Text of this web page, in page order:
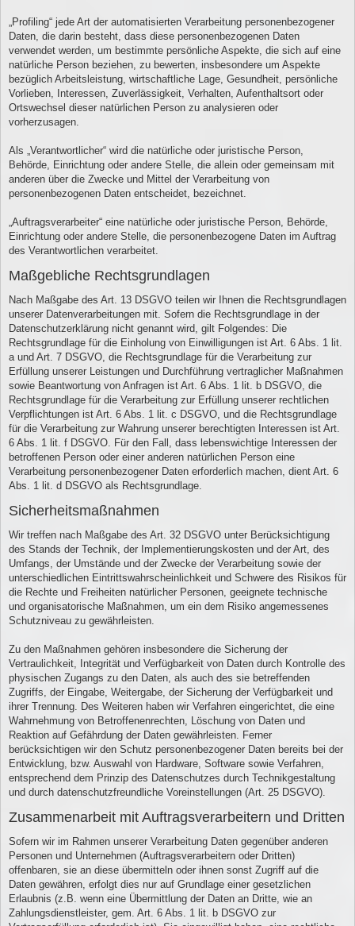
„Profiling“ jede Art der automatisierten Verarbeitung personenbezogener
Daten, die darin besteht, dass diese personenbezogenen Daten
verwendet werden, um bestimmte persönliche Aspekte, die sich auf eine
natürliche Person beziehen, zu bewerten, insbesondere um Aspekte
bezüglich Arbeitsleistung, wirtschaftliche Lage, Gesundheit, persönliche
Vorlieben, Interessen, Zuverlässigkeit, Verhalten, Aufenthaltsort oder
Ortswechsel dieser natürlichen Person zu analysieren oder
vorherzusagen.
Als „Verantwortlicher“ wird die natürliche oder juristische Person,
Behörde, Einrichtung oder andere Stelle, die allein oder gemeinsam mit
anderen über die Zwecke und Mittel der Verarbeitung von
personenbezogenen Daten entscheidet, bezeichnet.
„Auftragsverarbeiter“ eine natürliche oder juristische Person, Behörde,
Einrichtung oder andere Stelle, die personenbezogene Daten im Auftrag
des Verantwortlichen verarbeitet.
Maßgebliche Rechtsgrundlagen
Nach Maßgabe des Art. 13 DSGVO teilen wir Ihnen die Rechtsgrundlagen
unserer Datenverarbeitungen mit. Sofern die Rechtsgrundlage in der
Datenschutzerklärung nicht genannt wird, gilt Folgendes: Die
Rechtsgrundlage für die Einholung von Einwilligungen ist Art. 6 Abs. 1 lit.
a und Art. 7 DSGVO, die Rechtsgrundlage für die Verarbeitung zur
Erfüllung unserer Leistungen und Durchführung vertraglicher Maßnahmen
sowie Beantwortung von Anfragen ist Art. 6 Abs. 1 lit. b DSGVO, die
Rechtsgrundlage für die Verarbeitung zur Erfüllung unserer rechtlichen
Verpflichtungen ist Art. 6 Abs. 1 lit. c DSGVO, und die Rechtsgrundlage
für die Verarbeitung zur Wahrung unserer berechtigten Interessen ist Art.
6 Abs. 1 lit. f DSGVO. Für den Fall, dass lebenswichtige Interessen der
betroffenen Person oder einer anderen natürlichen Person eine
Verarbeitung personenbezogener Daten erforderlich machen, dient Art. 6
Abs. 1 lit. d DSGVO als Rechtsgrundlage.
Sicherheitsmaßnahmen
Wir treffen nach Maßgabe des Art. 32 DSGVO unter Berücksichtigung
des Stands der Technik, der Implementierungskosten und der Art, des
Umfangs, der Umstände und der Zwecke der Verarbeitung sowie der
unterschiedlichen Eintrittswahrscheinlichkeit und Schwere des Risikos für
die Rechte und Freiheiten natürlicher Personen, geeignete technische
und organisatorische Maßnahmen, um ein dem Risiko angemessenes
Schutzniveau zu gewährleisten.
Zu den Maßnahmen gehören insbesondere die Sicherung der
Vertraulichkeit, Integrität und Verfügbarkeit von Daten durch Kontrolle des
physischen Zugangs zu den Daten, als auch des sie betreffenden
Zugriffs, der Eingabe, Weitergabe, der Sicherung der Verfügbarkeit und
ihrer Trennung. Des Weiteren haben wir Verfahren eingerichtet, die eine
Wahrnehmung von Betroffenenrechten, Löschung von Daten und
Reaktion auf Gefährdung der Daten gewährleisten. Ferner
berücksichtigen wir den Schutz personenbezogener Daten bereits bei der
Entwicklung, bzw. Auswahl von Hardware, Software sowie Verfahren,
entsprechend dem Prinzip des Datenschutzes durch Technikgestaltung
und durch datenschutzfreundliche Voreinstellungen (Art. 25 DSGVO).
Zusammenarbeit mit Auftragsverarbeitern und Dritten
Sofern wir im Rahmen unserer Verarbeitung Daten gegenüber anderen
Personen und Unternehmen (Auftragsverarbeitern oder Dritten)
offenbaren, sie an diese übermitteln oder ihnen sonst Zugriff auf die
Daten gewähren, erfolgt dies nur auf Grundlage einer gesetzlichen
Erlaubnis (z.B. wenn eine Übermittlung der Daten an Dritte, wie an
Zahlungsdienstleister, gem. Art. 6 Abs. 1 lit. b DSGVO zur